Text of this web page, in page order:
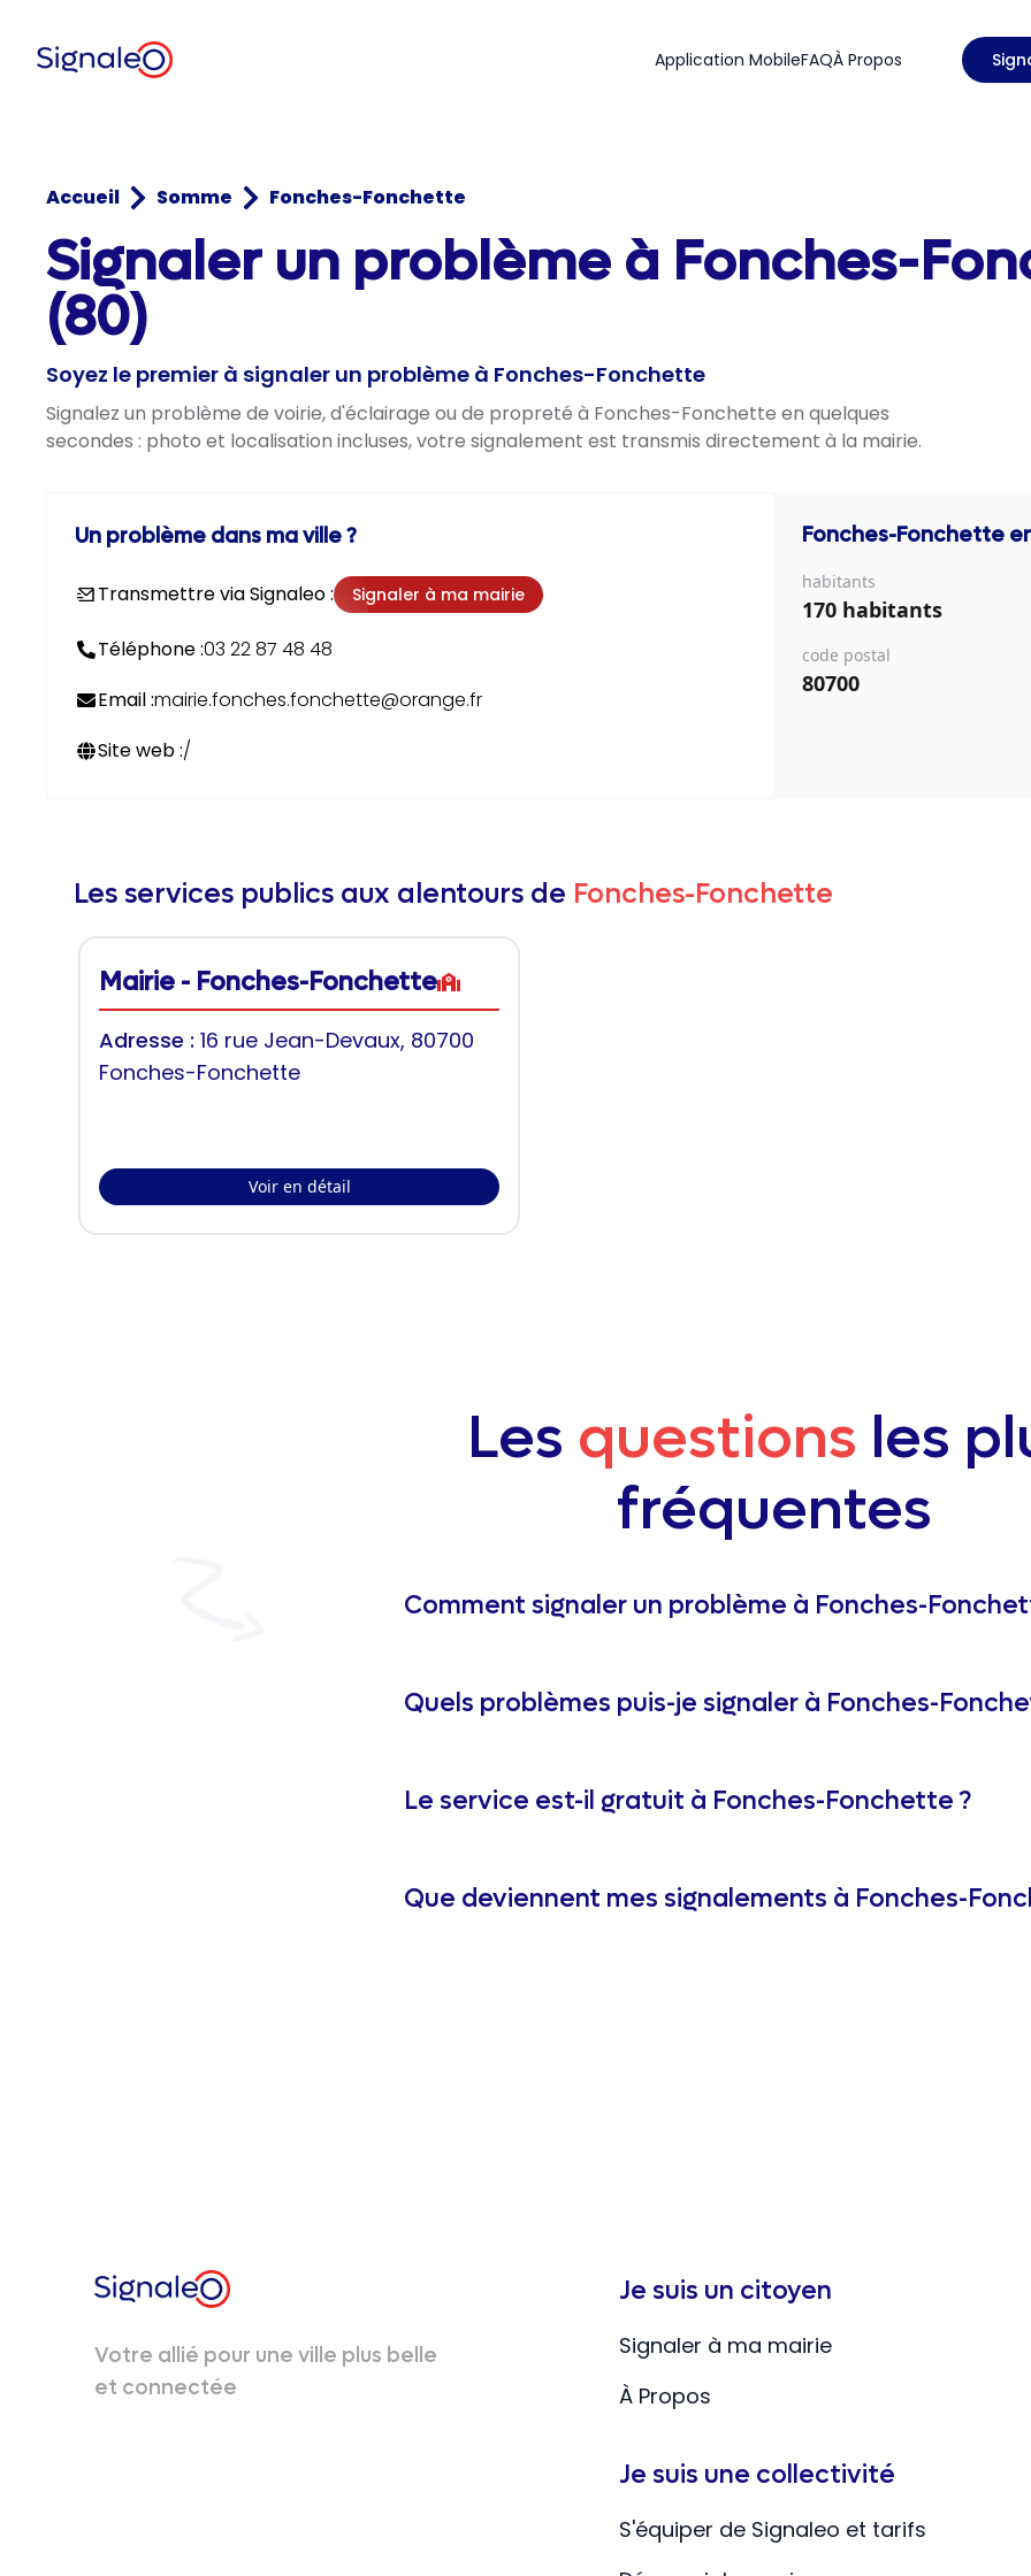
Application MobileFAQÀ Propos
Accueil Somme Fonches-Fonchette
Signaler un problème à Fonches-
(80)
Soyez le premier à signaler un problème à Fonches-Fonchette
Signalez un problème de voirie, d'éclairage ou de propreté à Fonches-Fonchette en quelques
secondes : photo et localisation incluses, votre signalement est transmis directement à la mairie.
Un problème dans ma ville ?
Transmettre via Signaleo : Signaler à ma mairie
Téléphone :03 22 87 48 48
Email :mairie.fonches.fonchette@orange.fr
Site web :/
Fonches-Fonchette
habitants
170 habitants
code postal
80700
Les services publics aux alentours de Fonches-Fonchette
Mairie - Fonches-Fonchette
Adresse : 16 rue Jean-Devaux, 80700
Fonches-Fonchette
Voir en détail
Les questions les
fréquentes
Comment signaler un problème à Fonches-
Quels problèmes puis-je signaler à Fonches-
Le service est-il gratuit à Fonches-Fonchette ?
Que deviennent mes signalements à Fonches-
Votre allié pour une ville plus belle
et connectée
Je suis un citoyen
Signaler à ma mairie
À Propos
Je suis une collectivité
S'équiper de Signaleo et tarifs